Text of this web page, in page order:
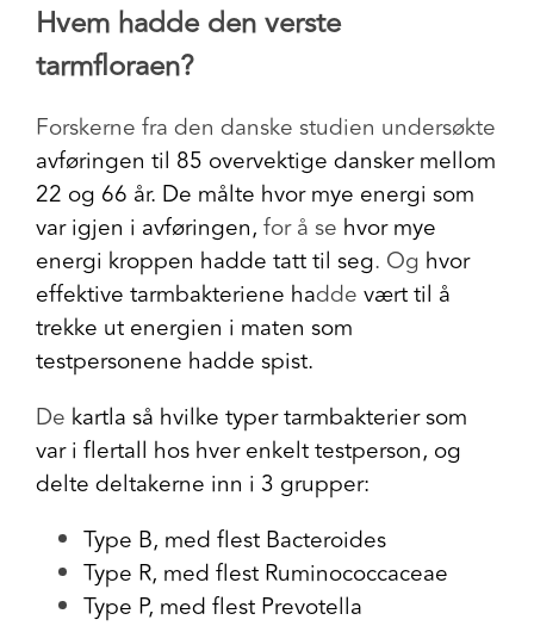
Hvem hadde den verste
tarmfloraen?
Forskerne fra den danske studien undersøkte
avføringen til 85 overvektige dansker mellom
22 og 66 år. De målte hvor mye energi som
var igjen i avføringen, for å se hvor mye
energi kroppen hadde tatt til seg. Og hvor
effektive tarmbakteriene hadde vært til å
trekke ut energien i maten som
testpersonene hadde spist.
De kartla så hvilke typer tarmbakterier som
var i flertall hos hver enkelt testperson, og
delte deltakerne inn i 3 grupper:
Type B, med flest Bacteroides
Type R, med flest Ruminococcaceae
Type P, med flest Prevotella